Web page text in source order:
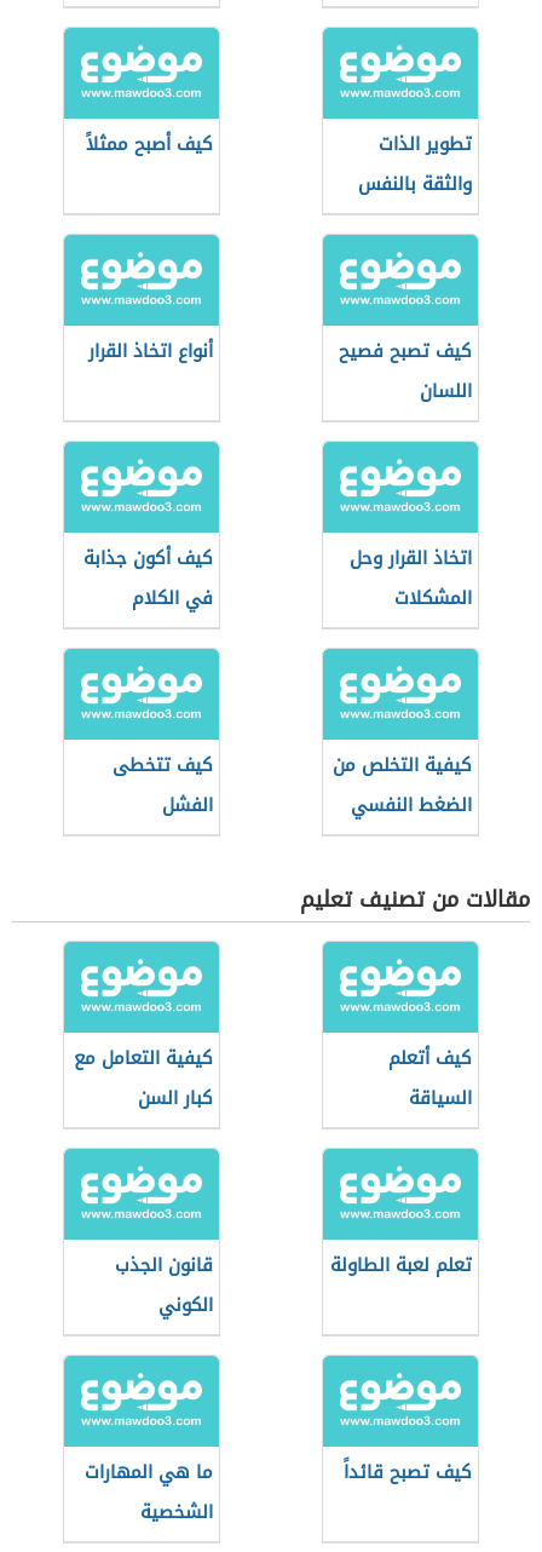
تطوير الذات
والثقة بالنفس
كيف أصبح ممثلاً
كيف تصبح فصيح
اللسان
أنواع اتخاذ القرار
اتخاذ القرار وحل
المشكلات
كيف أكون جذابة
في الكلام
كيفية التخلص من
الضغط النفسي
في الدراسة
كيف تتخطى
الفشل
مقالات من تصنيف تعليم
كيف أتعلم
السياقة
كيفية التعامل مع
كبار السن
تعلم لعبة الطاولة
قانون الجذب
الكوني
كيف تصبح قائداً
ما هي المهارات
الشخصية